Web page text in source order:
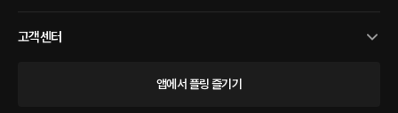
고객센터
앱에서 플링 즐기기